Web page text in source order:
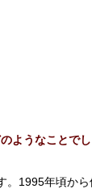
うなことでし
。1995年頃から